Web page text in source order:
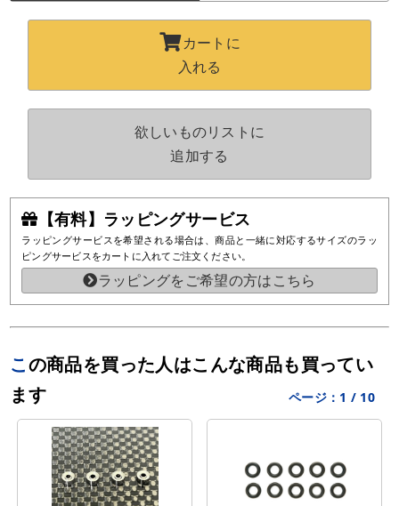
【有料】ラッピングサービス
ラッピングサービスを希望される場合は、商品と一緒に対応するサイズのラッ
ピングサービスをカートに入れてご注文ください。
ラッピングをご希望の方はこちら
カートに
入れる
欲しいものリストに
追加する
この商品を買った人はこんな商品も買ってい
ます
ページ： 1 / 10